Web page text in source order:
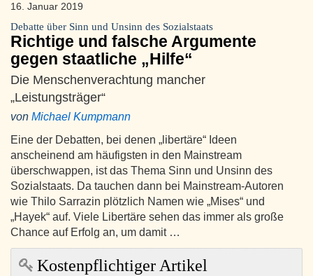
16. Januar 2019
Debatte über Sinn und Unsinn des Sozialstaats
Richtige und falsche Argumente
gegen staatliche „Hilfe“
Die Menschenverachtung mancher
„Leistungsträger“
von Michael Kumpmann
Eine der Debatten, bei denen „libertäre“ Ideen
anscheinend am häufigsten in den Mainstream
überschwappen, ist das Thema Sinn und Unsinn des
Sozialstaats. Da tauchen dann bei Mainstream-Autoren
wie Thilo Sarrazin plötzlich Namen wie „Mises“ und
„Hayek“ auf. Viele Libertäre sehen das immer als große
Chance auf Erfolg an, um damit …
Kostenpflichtiger Artikel